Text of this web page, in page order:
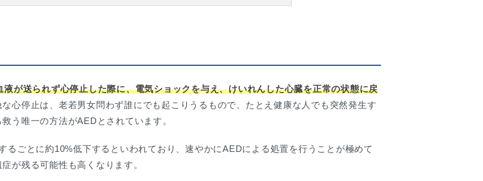
が送られず心停止した際に、電気ショックを与え、けいれんした心臓を正常の状態に戻
心停止は、老若男女問わず誰にでも起こりうるもので、たとえ健康な人でも突然発生す
う唯一の方法がAEDとされています。
るごとに約10%低下するといわれており、速やかにAEDによる処置を行うことが極めて
が残る可能性も高くなります。